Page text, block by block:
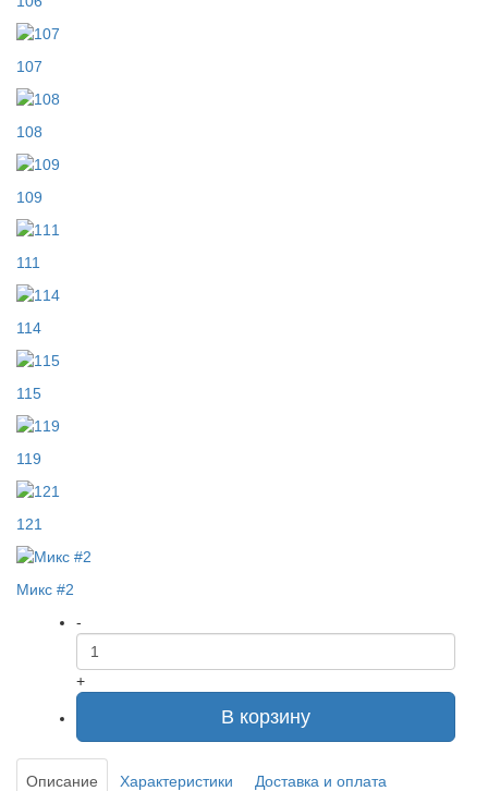
107
108
109
111
114
115
119
121
Микс #2
-
+
В корзину
Описание Характеристики Доставка и оплата